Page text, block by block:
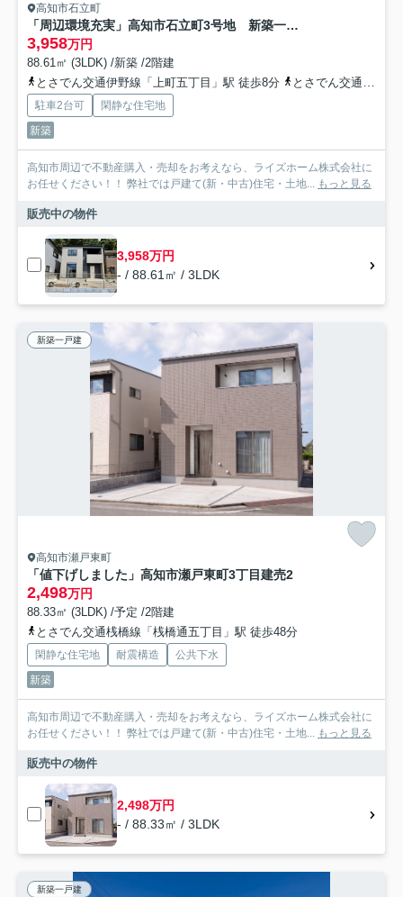
高知市石立町
「周辺環境充実」高知市石立町3号地 新築一戸建て
3,958万円
88.61㎡ (3LDK) /新築 /2階建
とさでん交通伊野線「上町五丁目」駅 徒歩8分
とさでん交通「石立神社前」バス停下車 徒歩2分
駐車2台可
閑静な住宅地
新築
高知市周辺で不動産購入・売却をお考えなら、ライズホーム株式会社に
お任せください！！ 弊社では戸建て(新・中古)住宅・土地... もっと見る
販売中の物件
3,958万円
- / 88.61㎡ / 3LDK
新築一戸建
高知市瀬戸東町
「値下げしました」高知市瀬戸東町3丁目建売2
2,498万円
88.33㎡ (3LDK) /予定 /2階建
とさでん交通桟橋線「桟橋通五丁目」駅 徒歩48分
閑静な住宅地 耐震構造
公共下水
新築
高知市周辺で不動産購入・売却をお考えなら、ライズホーム株式会社に
お任せください！！ 弊社では戸建て(新・中古)住宅・土地... もっと見る
販売中の物件
2,498万円
- / 88.33㎡ / 3LDK
新築一戸建